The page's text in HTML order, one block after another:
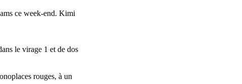
ce week-end. Kimi
le virage 1 et de dos
rouges, à un